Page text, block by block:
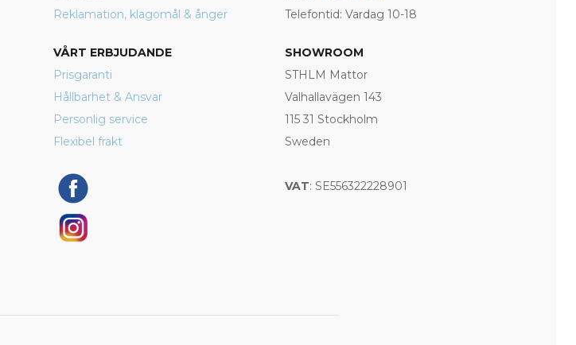
Reklamation, klagomål & ånger
VÅRT ERBJUDANDE
Prisgaranti
Hållbarhet & Ansvar
Personlig service
Flexibel frakt
Telefontid: Vardag 10-18
SHOWROOM
STHLM Mattor
Valhallavägen 143
115 31 Stockholm
Sweden
VAT: SE556322228901